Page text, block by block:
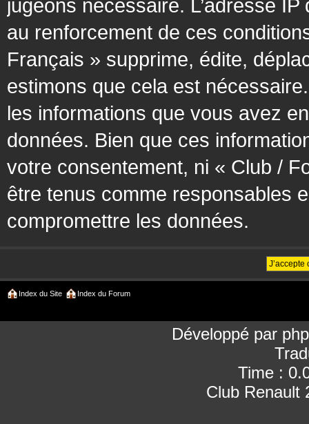
jugeons nécessaire. L’adresse
au renforcement de ces
Français » supprime, édite,
estimons que cela est
les informations que vous avez
données. Bien que ces
votre consentement, ni « Club /
être tenus comme responsables
compromettre les données.
Index du Site Index du Forum
Développé par
Time :
Club Renault